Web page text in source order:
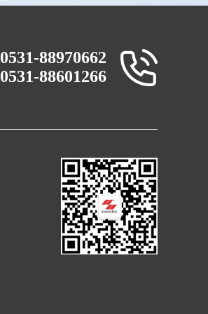
0531-88970662
0531-88601266